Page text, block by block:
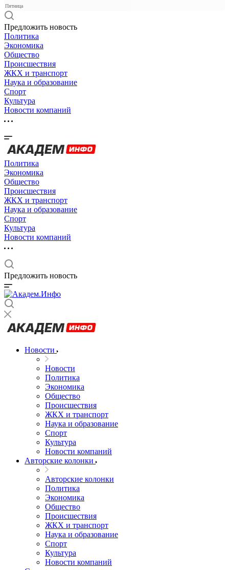
Пятница
Предложить новость
Политика
Экономика
Общество
Происшествия
ЖКХ и транспорт
Наука и образование
Спорт
Культура
Новости компаний
Политика
Экономика
Общество
Происшествия
ЖКХ и транспорт
Наука и образование
Спорт
Культура
Новости компаний
Предложить новость
Новости
Новости
Политика
Экономика
Общество
Происшествия
ЖКХ и транспорт
Наука и образование
Спорт
Культура
Новости компаний
Авторские колонки
Авторские колонки
Политика
Экономика
Общество
Происшествия
ЖКХ и транспорт
Наука и образование
Спорт
Культура
Новости компаний